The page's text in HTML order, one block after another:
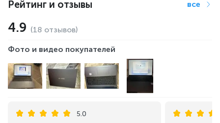
Рейтинг и отзывы все
4.9 (18 отзывов)
Фото и видео покупателей
5.0